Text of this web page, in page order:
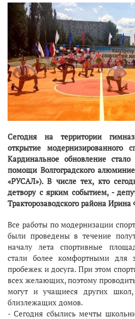
Сегодня на территории
открытие модернизированного
Кардинальное обновление
помощи Волгоградского
«РУСАЛ»). В числе тех, кто
детвору с ярким событием, -
Тракторозаводского района
Все работы по модернизации
были проведены в течение
началу лета спортивные
стали более комфортными для
пробежек и досуга. При этом
всех желающих, поэтому
могут и учащиеся других
близлежащих домов.
- Сегодня сбылись мечты